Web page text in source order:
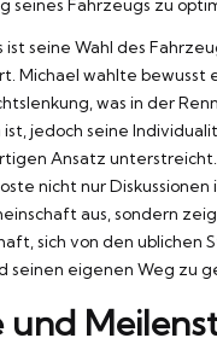
seines Fahrzeugs zu
ist seine Wahl des
Michael wahlte bewusst
was in der
jedoch seine
Ansatz unterstreicht.
nicht nur Diskussionen
aus, sondern
sich von den ublichen
seinen eigenen Weg zu
und